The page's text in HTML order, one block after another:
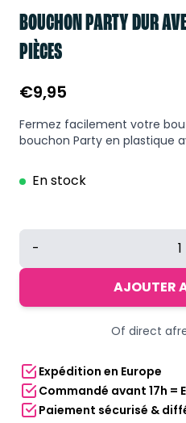
BOUCHON PARTY DUR
PIÈCES
€9,95
Fermez facilement votre
bouchon Party en plastique
En stock
quantité
Bouchon
-
Noir
-
-
AJOUTER
Of direct
Expédition en Europe
Commandé avant 17h =
Paiement sécurisé &